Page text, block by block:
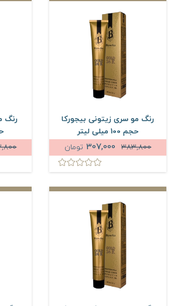
رنگ مو سری زیتونی بیجورکا
حجم 100 میلی لیتر
383,800
تومان
رنگ